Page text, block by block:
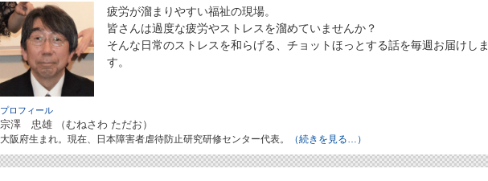
疲労が溜まりやすい福祉の現場。
皆さんは過度な疲労やストレスを溜めていませんか？
そんな日常のストレスを和らげる、チョットほっとする話を毎週お届けしま
す。
プロフィール
宗澤 忠雄 （むねさわ ただお）
大阪府生まれ。現在、日本障害者虐待防止研究研修センター代表。 （続きを見る…）